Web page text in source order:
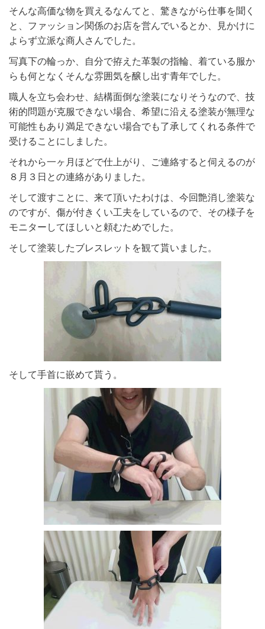
そんな高価な物を買えるなんてと、驚きながら仕事を聞く
と、ファッション関係のお店を営んでいるとか、見かけに
よらず立派な商人さんでした。
写真下の輪っか、自分で拵えた革製の指輪、着ている服か
らも何となくそんな雰囲気を醸し出す青年でした。
職人を立ち会わせ、結構面倒な塗装になりそうなので、技
術的問題が克服できない場合、希望に沿える塗装が無理な
可能性もあり満足できない場合でも了承してくれる条件で
受けることにしました。
それから一ヶ月ほどで仕上がり、ご連絡すると伺えるのが
８月３日との連絡がありました。
そして渡すことに、来て頂いたわけは、今回艶消し塗装な
のですが、傷が付きくい工夫をしているので、その様子を
モニターしてほしいと頼むためでした。
そして塗装したブレスレットを観て貰いました。
そして手首に嵌めて貰う。